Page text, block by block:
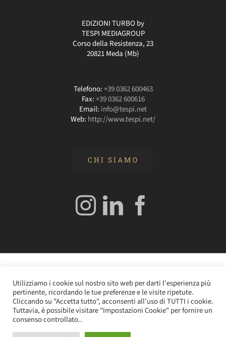
EDIZIONI TURBO by
TESPI MEDIAGROUP
Corso della Resistenza, 23
20821 Meda (Mb)
Telefono:+39 0362 600463
Fax:+39 0362 600616
Email: info@tespi.net
Web: http://www.tespi.net/
CHI SIAMO
Angelo Frigerio -Cookie Policy–Privacy Policy- P.IVA
0362610964
Utilizziamo i cookie sul nostro sito web per darti l'esperienza più
pertinente, ricordando le tue preferenze e le visite ripetute.
Cliccando su "Accetta tutto", acconsenti all'uso di TUTTI i cookie.
Tuttavia, è possibile visitare "Impostazioni Cookie" per fornire un
consenso controllato..